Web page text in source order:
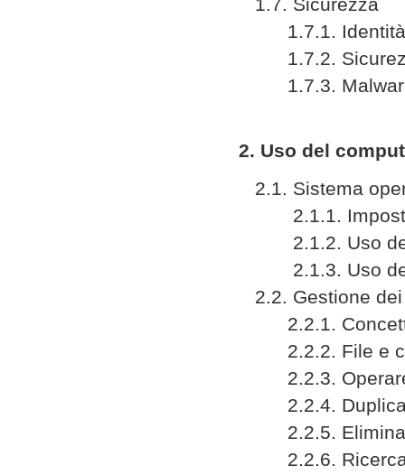
1.7.1. Identità
1.7.2.
1.7.3. Malware,
2. Uso del
2.1. Sistema
2.1.1.
2.1.2. Uso
2.1.3. Uso
2.2. Gestione
2.2.1. Concetti
2.2.2. File e
2.2.3. Operare
2.2.4.
2.2.5.
2.2.6.